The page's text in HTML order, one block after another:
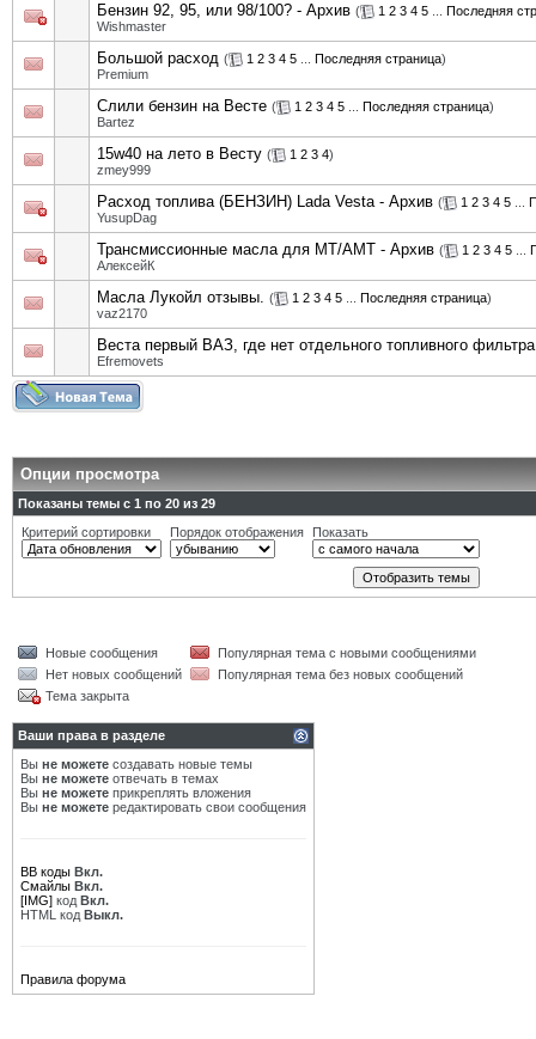
Бензин 92, 95, или 98/100? - Архив ( 1 2 3 4 5
Последняя
Wishmaster
Большой расход ( 1 2 3 4 5 Последняя страница)
Premium
Слили бензин на Весте ( 1 2 3 4 5 Последняя страница)
Bartez
15w40 на лето в Весту ( 1 2 3 4)
zmey999
Расход топлива (БЕНЗИН) Lada Vesta - Архив ( 1 2 3 4 5
YusupDag
Трансмиссионные масла для MT/АМТ - Архив ( 1 2 3 4 5
АлексейК
Масла Лукойл отзывы. ( 1 2 3 4 5 Последняя страница)
vaz2170
Веста первый ВАЗ, где нет отдельного топливного фильтра
Efremovets
Опции просмотра
Показаны темы с 1 по 20 из 29
Критерий сортировки
Порядок отображения Показать
Новые сообщения
Популярная тема с новыми сообщениями
Нет новых сообщений
Популярная тема без новых сообщений
Тема закрыта
Ваши права в разделе
Вы не можете создавать новые темы
Вы не можете отвечать в темах
Вы не можете прикреплять вложения
Вы не можете редактировать свои сообщения
BB коды Вкл.
Смайлы Вкл.
[IMG] код Вкл.
HTML код Выкл.
Правила форума